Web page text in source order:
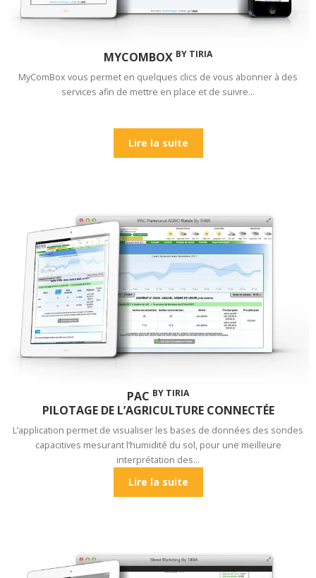
MYCOMBOX BY TIRIA
MyComBox vous permet en quelques clics de vous abonner à des
services afin de mettre en place et de suivre…
Lire la suite
PAC BY TIRIA
PILOTAGE DE L’AGRICULTURE CONNECTÉE
L’application permet de visualiser les bases de données des sondes
capacitives mesurant l’humidité du sol, pour une meilleure
interprétation des…
Lire la suite